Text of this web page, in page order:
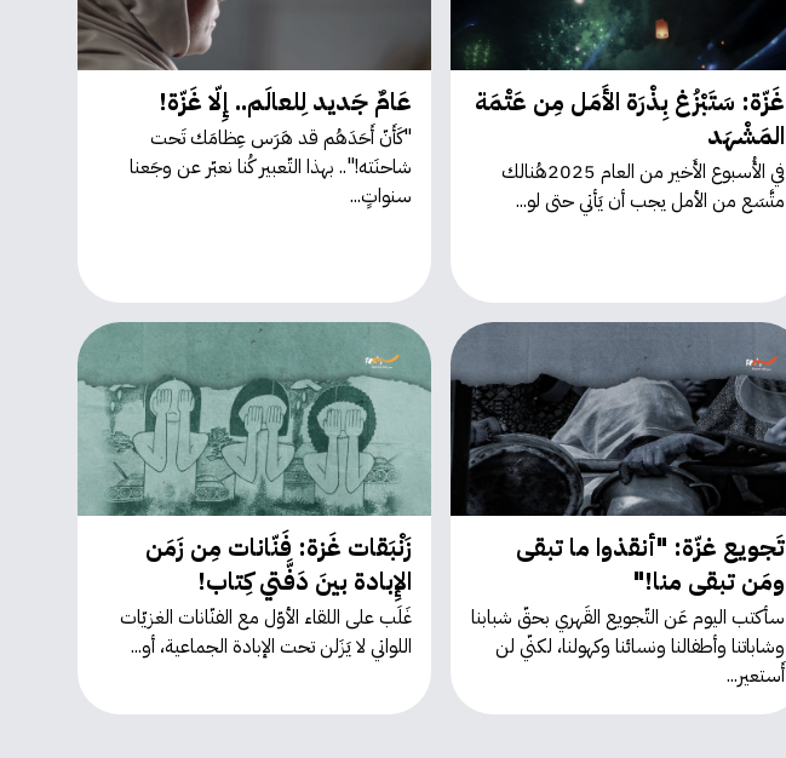
غَزّة: سَتَبْزُغ بِذْرَة الأَمَل مِن عَتْمَة
المَشْهَد
في الأُسبوع الأَخير من العام 2025هُنالك
متَّسَع من الأمل يجب أن يَأتي حتى لو...
عَامٌ جَديد لِلعالَم.. إِلّا غَزّة!
"كَأَنّ أَحَدَهُم قد هَرَس عِظامَك تَحت
شاحنَته!".. بهذا التّعبير كُنا نعبّر عن وجَعنا
سنواتٍ...
تَجويع غزّة: "أنقذوا ما تبقى
ومَن تبقى منا!"
سأكتب اليوم عَن التّجويع القَهري بحقّ شبابنا
وشاباتنا وأطفالنا ونسائنا وكهولنا، لكنّي لن
أَستعير...
زَنْبَقات غَزة: فَنّانات مِن زَمَن
الإِبادة بينَ دَفَّتي كِتاب!
غَلَب على اللقاء الأوّل مع الفنّانات الغزيّات
اللواتي لا يَزَلن تحت الإبادة الجماعية، أو...